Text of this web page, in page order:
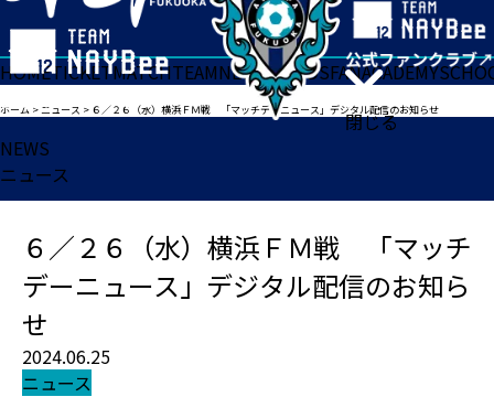
閉じる
HOMETICKETMATCHTEAMNEWSGOODSFANACADEMY
ホーム >ニュース > ６／２６（水）横浜ＦＭ戦 「マッチデーニュース」デジタル配信のお知らせ
NEWS
ニュース
６／２６（水）横浜ＦＭ戦 「マッチ
デーニュース」デジタル配信のお知ら
せ
2024.06.25
ニュース